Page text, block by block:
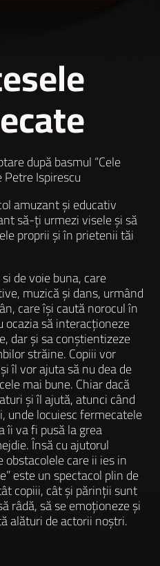
după basmul “Cele
Petre Ispirescu
amuzant și educativ
să-ți urmezi visele și să
proprii și în prietenii tăi
de voie buna, care
muzică și dans, urmând
care își caută norocul în
să interacționeze
dar și sa conștientizeze
străine. Copiii vor
îl vor ajuta să nu dea de
mai bune. Chiar dacă
și îl ajută, atunci când
unde locuiesc fermecatele
îi va fi pusă la grea
Însă cu ajutorul
care ii ies in
este un spectacol plin de
copiii, cât și părinții sunt
râdă, să se emoționeze și
alături de actorii noștri.